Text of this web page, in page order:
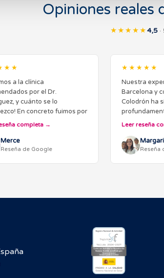
Opiniones reales
★★★★★4,5
a la clínica
por el Dr.
y cuánto se lo
En concreto fuimos por
Serra que nos trató muy
para nosotros y así
una fiv…
completa
Merce
Reseña de Google
★★★★★
Nuestra
Barcelona y
Colodrón ha
desde
de las…
Leer reseña
Reseña